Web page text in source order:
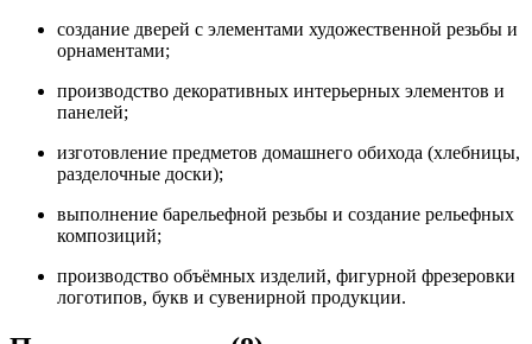
создание дверей с элементами художественной резьбы и
орнаментами;
производство декоративных интерьерных элементов и
панелей;
изготовление предметов домашнего обихода (хлебницы,
разделочные доски);
выполнение барельефной резьбы и создание рельефных
композиций;
производство объёмных изделий, фигурной фрезеровки
логотипов, букв и сувенирной продукции.